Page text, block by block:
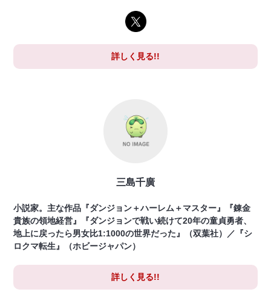
詳しく見る!!
三島千廣
小説家。主な作品『ダンジョン＋ハーレム＋マスター』『錬金
貴族の領地経営』『ダンジョンで戦い続けて20年の童貞勇者、
地上に戻ったら男女比1:1000の世界だった』（双葉社）／『シ
ロクマ転生』（ホビージャパン）
詳しく見る!!